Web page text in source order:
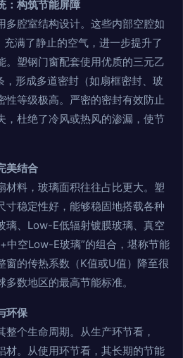
：构筑节能屏障
多腔室结构设计。这些内部空腔如
充满了静止的空气，进一步提升了
。塑钢门窗配套使用优质的三元乙
形成多道密封（如扇框密封、玻
性等级极高。严密的密封有效防止
，杜绝了冷风或热风的渗漏，使节
美结合
材料，玻璃面积往往占比更大。塑
寸稳定性好，能够稳固地搭载各种
璃、Low-E低辐射镀膜玻璃、真空
中空Low-E玻璃”的组合，堪称节能
窗的传热系数（K值或U值）降至很
数地区的最高节能标准。
环保
个生命周期。从生产环节看，
材。从使用环节看，其长期的节能